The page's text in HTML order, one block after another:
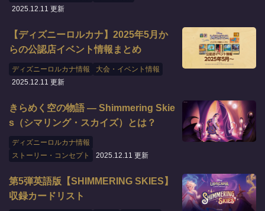
2025.12.11 更新
【ディズニーロルカナ】2025年5月か
らの公認店イベント情報まとめ
ディズニーロルカナ情報
大会・イベント情報
2025.12.11 更新
きらめく空の物語 ― Shimmering Skie
s（シマリング・スカイズ）とは？
ディズニーロルカナ情報
ストーリー・コンセプト
2025.12.11 更新
第5弾英語版【SHIMMERING SKIES】
収録カードリスト